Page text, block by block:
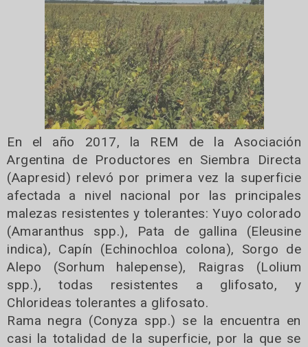
En el año 2017, la REM de la Asociación
Argentina de Productores en Siembra Directa
(Aapresid) relevó por primera vez la superficie
afectada a nivel nacional por las principales
malezas resistentes y tolerantes: Yuyo colorado
(Amaranthus spp.), Pata de gallina (Eleusine
indica), Capín (Echinochloa colona), Sorgo de
Alepo (Sorhum halepense), Raigras (Lolium
spp.), todas resistentes a glifosato, y
Chlorideas tolerantes a glifosato.
Rama negra (Conyza spp.) se la encuentra en
casi la totalidad de la superficie, por la que se